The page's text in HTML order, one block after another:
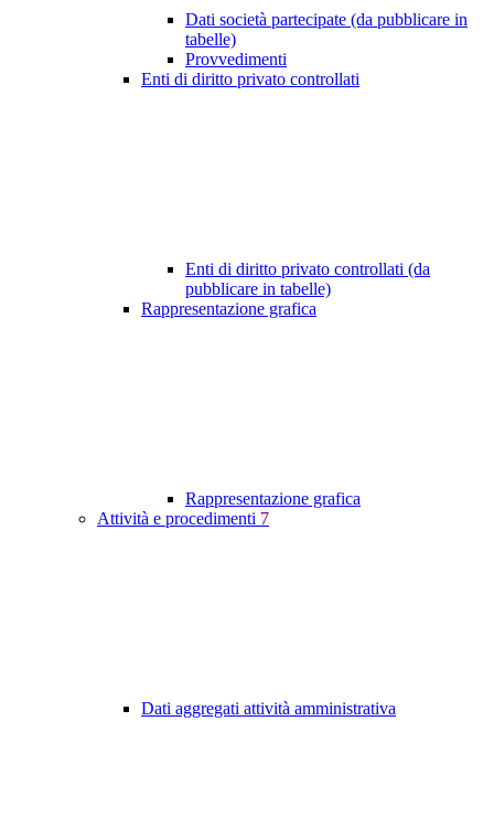
Dati società partecipate (da pubblicare in
tabelle)
Provvedimenti
Enti di diritto privato controllati
Enti di diritto privato controllati (da
pubblicare in tabelle)
Rappresentazione grafica
Rappresentazione grafica
Attività e procedimenti 7
Dati aggregati attività amministrativa